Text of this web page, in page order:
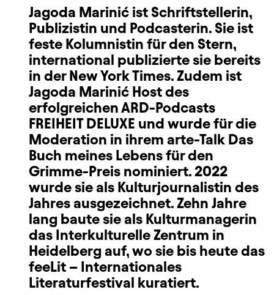
Jagoda Marinić ist Schriftstellerin,
Publizistin und Podcasterin. Sie ist
feste Kolumnistin für den Stern,
international publizierte sie bereits
in der New York Times. Zudem ist
Jagoda Marinić Host des
erfolgreichen ARD-Podcasts
FREIHEIT DELUXE und wurde für die
Moderation in ihrem arte-Talk Das
Buch meines Lebens für den
Grimme-Preis nominiert. 2022
wurde sie als Kulturjournalistin des
Jahres ausgezeichnet. Zehn Jahre
lang baute sie als Kulturmanagerin
das Interkulturelle Zentrum in
Heidelberg auf, wo sie bis heute das
feeLit – Internationales
Literaturfestival kuratiert.